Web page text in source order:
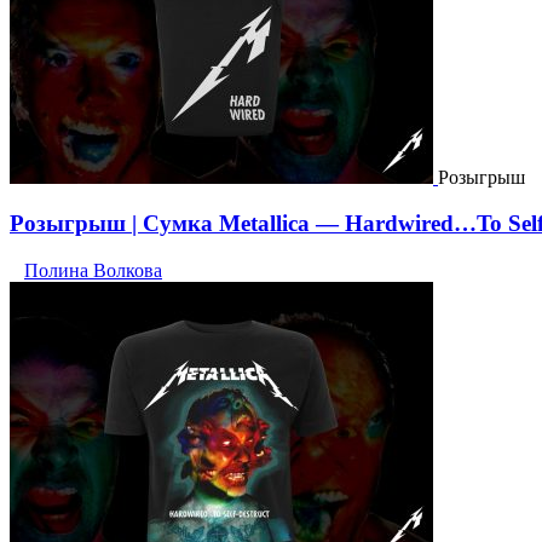
Розыгрыш
Розыгрыш | Сумка Metallica — Hardwired…To
Полина Волкова